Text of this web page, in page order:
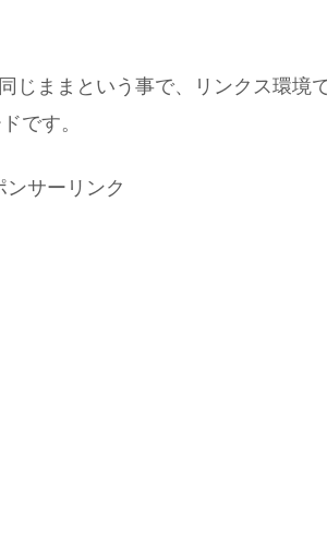
じままという事で、リンクス環境
です。
ンサーリンク